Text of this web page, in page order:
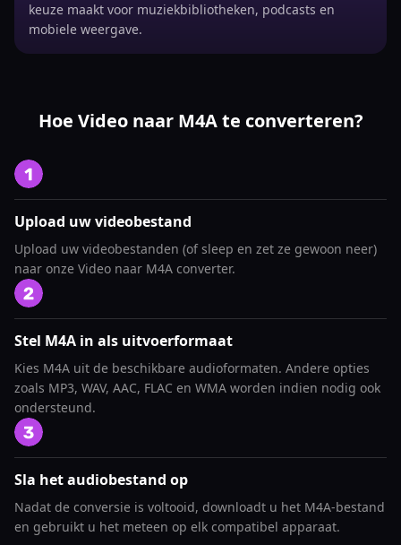
keuze maakt voor muziekbibliotheken, podcasts en
mobiele weergave.
Hoe Video naar M4A te converteren?
Upload uw videobestand
Upload uw videobestanden (of sleep en zet ze gewoon neer)
naar onze Video naar M4A converter.
Stel M4A in als uitvoerformaat
Kies M4A uit de beschikbare audioformaten. Andere opties
zoals MP3, WAV, AAC, FLAC en WMA worden indien nodig ook
ondersteund.
Sla het audiobestand op
Nadat de conversie is voltooid, downloadt u het M4A-bestand
en gebruikt u het meteen op elk compatibel apparaat.